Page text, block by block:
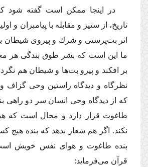
در اینجا ممكن است گفته شود
تاریخ، از ستیز و مقابله با پیامبران و
اثر بت‌پرستى و شرك و پیروى
ما این است كه بشر طوق بندگى هر
بر افكند و پیرو بت‌ها و شیطان هم
نظرگاه و دیدگاه راستین وحى گزاف
كه از دیدگاه وحى انسان سر دو راهى
طاغوت قرار دارد و محال است كه
نكند. اگر هم شعار بدهد كه بنده هیچ
بنده طاغوت و هواى نفس خویش
قرآن مى‌فرماید: